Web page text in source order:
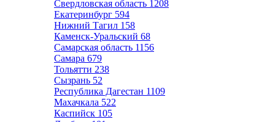
Свердловская область 1208
Екатеринбург 594
Нижний Тагил 158
Каменск-Уральский 68
Самарская область 1156
Самара 679
Тольятти 238
Сызрань 52
Республика Дагестан 1109
Махачкала 522
Каспийск 105